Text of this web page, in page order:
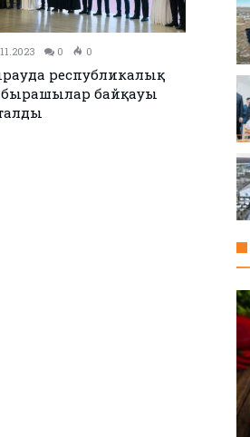
0 0
облысына 1500
грант бөлінді